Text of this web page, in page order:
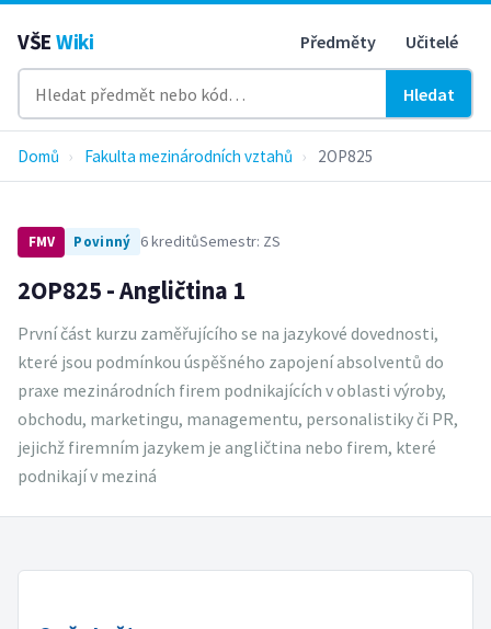
VŠE Wiki Předměty Učitelé
Hledat
Domů › Fakulta mezinárodních vztahů › 2OP825
FMV Povinný 6 kreditůSemestr: ZS
2OP825 - Angličtina 1
První část kurzu zaměřujícího se na jazykové dovednosti,
které jsou podmínkou úspěšného zapojení absolventů do
praxe mezinárodních firem podnikajících v oblasti výroby,
obchodu, marketingu, managementu, personalistiky či PR,
jejichž firemním jazykem je angličtina nebo firem, které
podnikají v meziná